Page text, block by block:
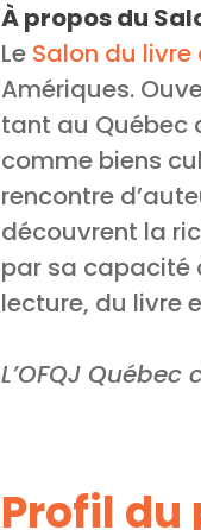
À propos du
Le Salon du
Amériques.
tant au Québec
comme biens
rencontre
découvrent la
par sa capacité
lecture, du livre
L’OFQJ Québec
Profil